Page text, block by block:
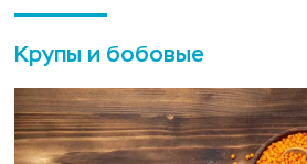
Крупы и бобовые